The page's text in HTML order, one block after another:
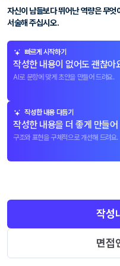
자신이 남들보다 뛰어난 역량은 무엇
서술해 주십시오.
빠르게 시작하기
작성한 내용이 없어도 괜찮아
AI로 문항에 맞게 초안을 만들어 드려요.
작성한 내용 다듬기
작성한 내용을 더 좋게 만들어
구조와 표현을 구체적으로 개선해 드려요.
작성
면접